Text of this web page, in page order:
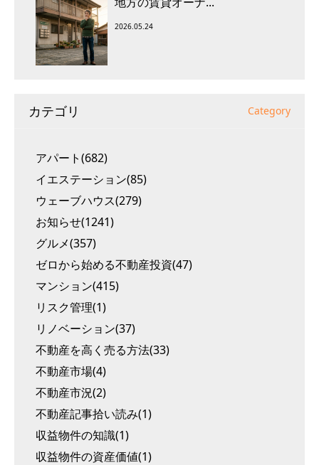
2026.05.24
カテゴリ Category
アパート(682)
イエステーション(85)
ウェーブハウス(279)
お知らせ(1241)
グルメ(357)
ゼロから始める不動産投資(47)
マンション(415)
リスク管理(1)
リノベーション(37)
不動産を高く売る方法(33)
不動産市場(4)
不動産市況(2)
不動産記事拾い読み(1)
収益物件の知識(1)
収益物件の資産価値(1)